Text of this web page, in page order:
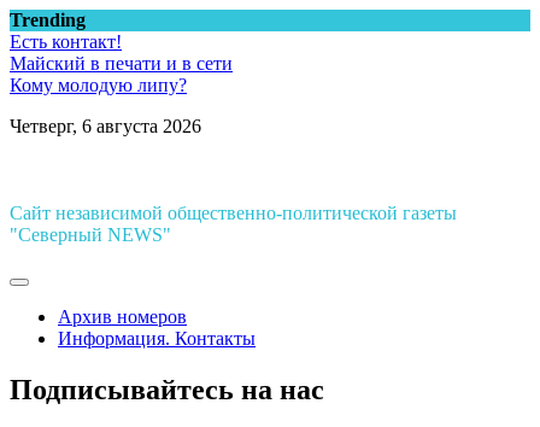
Перейти
к
содержимому
Trending
Есть контакт!
Майский в печати и в сети
Кому молодую липу?
Четверг, 6 августа 2026
Сайт независимой общественно-политической газеты
"Северный NEWS"
Архив номеров
Информация. Контакты
Подписывайтесь на нас